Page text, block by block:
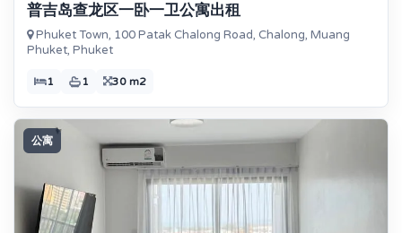
普吉岛查龙区一卧一卫公寓出租
Phuket Town, 100 Patak Chalong Road, Chalong, Muang
Phuket, Phuket
1 1 30 m2
公寓